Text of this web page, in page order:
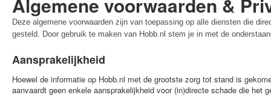
Deze algemene voorwaarden zijn van toepassing op alle diensten die
gesteld. Door gebruik te maken van Hobb.nl stem je in met de
Aansprakelijkheid
Hoewel de informatie op Hobb.nl met de grootste zorg tot stand is
aanvaardt geen enkele aansprakelijkheid voor (in)directe schade die het